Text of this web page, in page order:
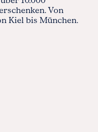
Von
Kiel bis München.